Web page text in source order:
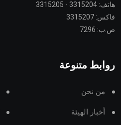
هاتف: 3315204 - 3315205
فاكس: 3315207
ص.ب: 7296
روابط متنوعة
من نحن
أخبار الهيئة